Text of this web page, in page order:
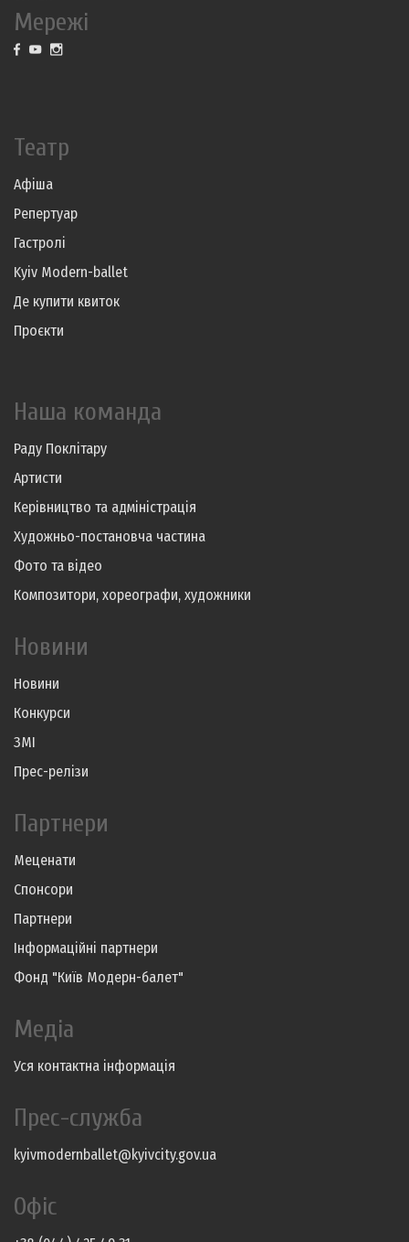
Мережі
Театр
Афіша
Репертуар
Гастролі
Kyiv Modern-ballet
Де купити квиток
Проєкти
Наша команда
Раду Поклітару
Артисти
Керівництво та адміністрація
Художньо-постановча частина
Фото та відео
Композитори, хореографи, художники
Новини
Новини
Конкурси
ЗМІ
Прес-релізи
Партнери
Меценати
Спонсори
Партнери
Інформаційні партнери
Фонд "Київ Модерн-балет"
Медіа
Уся контактна інформація
Прес-служба
kyivmodernballet@kyivcity.gov.ua
Офіс